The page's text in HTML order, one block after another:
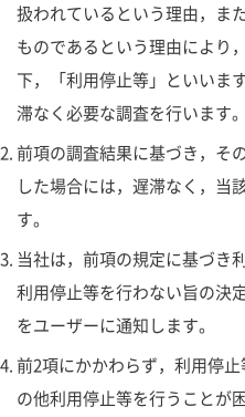
扱われているという理由，ま
ものであるという理由により
下，「利用停止等」といいま
滞なく必要な調査を行います。
前項の調査結果に基づき，そ
した場合には，遅滞なく，当
す。
当社は，前項の規定に基づき
利用停止等を行わない旨の決
をユーザーに通知します。
前2項にかかわらず，利用停
の他利用停止等を行うことが